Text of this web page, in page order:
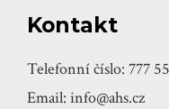
Kontakt
Telefonní číslo: 777
Email: info@ahs.cz